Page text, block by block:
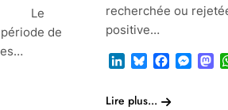
〉 Le
de
recherchée ou
positive…
LinkedInBluesky
Lire plus...